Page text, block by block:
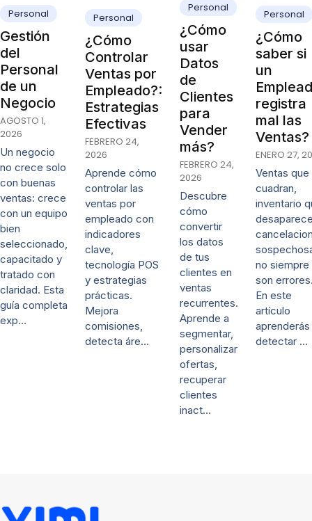
Personal
Gestión
del
Personal
de un
Negocio
AGOSTO 1,
2026
Un negocio
no crece solo
con buenas
ventas: crece
con un equipo
bien
seleccionado,
capacitado y
tratado con
claridad. Esta
guía completa
exp…
Personal
¿Cómo
Controlar
Ventas por
Empleado?:
Estrategias
Efectivas
FEBRERO 24,
2026
Aprende cómo
controlar las
ventas por
empleado con
indicadores
clave,
tecnología POS
y estrategias
prácticas.
Mejora
comisiones,
detecta áre…
Personal
¿Cómo
usar
Datos
de
Clientes
para
Vender
más?
FEBRERO 24,
2026
Descubre
cómo
convertir
los datos
de tus
clientes en
ventas
recurrentes.
Aprende a
segmentar,
personalizar
ofertas,
recuperar
clientes
inact…
Personal
¿Cómo
saber si
un
registra
mal las
Ventas?
ENERO 27,
Ventas que
cuadran,
inventario
no siempre
son
En este
artículo
aprenderás
detectar …